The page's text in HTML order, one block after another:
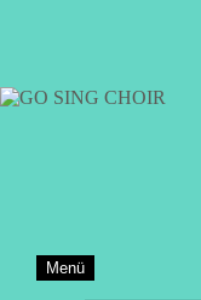
GO SING CHOIR
Menü